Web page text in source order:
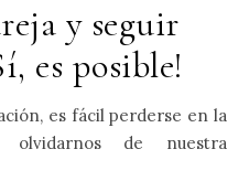
y seguir
es posible!
de nuestra